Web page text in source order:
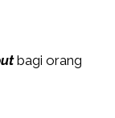
bagi orang